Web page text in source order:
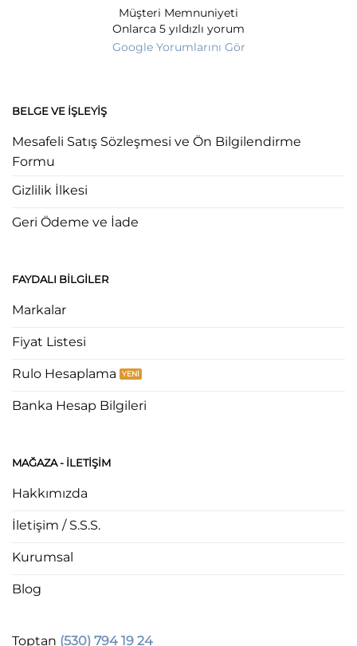
Müşteri Memnuniyeti
Onlarca 5 yıldızlı yorum
Google Yorumlarını Gör
BELGE VE İŞLEYIŞ
Mesafeli Satış Sözleşmesi ve Ön Bilgilendirme
Formu
Gizlilik İlkesi
Geri Ödeme ve İade
FAYDALI BILGILER
Markalar
Fiyat Listesi
Rulo Hesaplama
Banka Hesap Bilgileri
MAĞAZA - ILETIŞIM
Hakkımızda
İletişim / S.S.S.
Kurumsal
Blog
Toptan (530) 794 19 24